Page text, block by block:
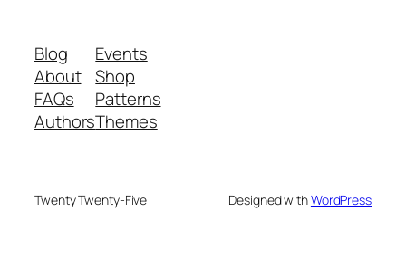
Blog
About
FAQs
Authors
Events
Shop
Patterns
Themes
Twenty Twenty-Five Designed withWordPress